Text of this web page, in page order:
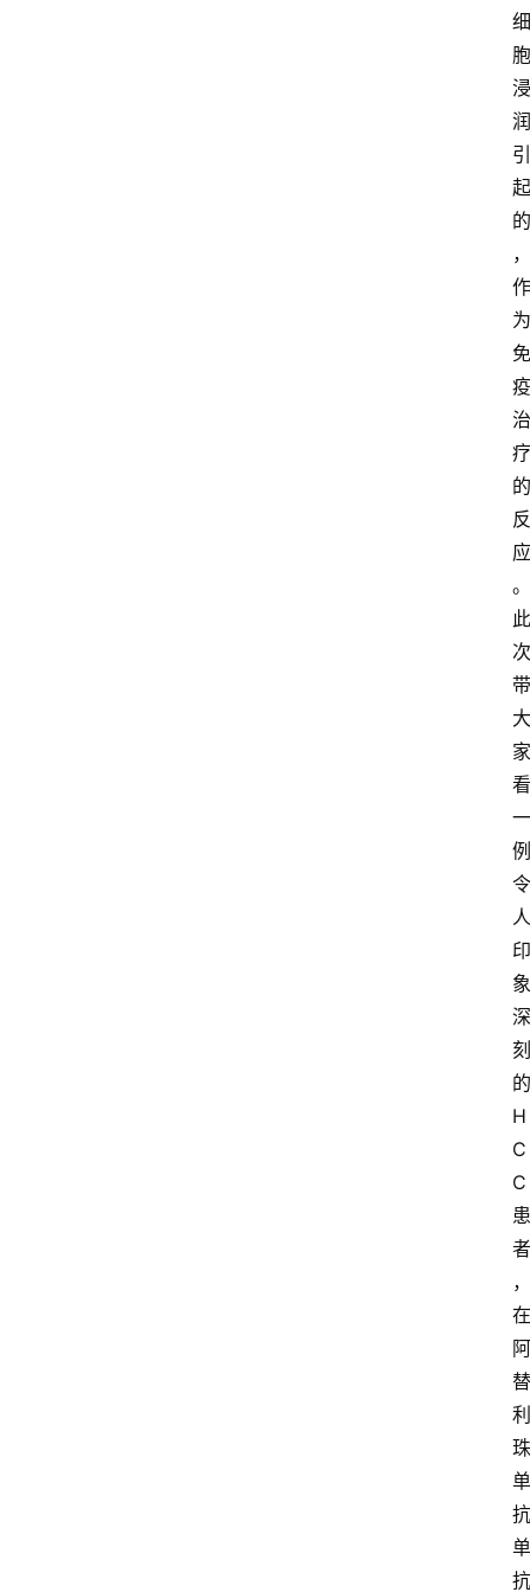
细
胞
浸
润
引
起
的
，
作
为
免
疫
治
疗
的
反
应
。
此
次
带
大
家
看
一
例
令
人
印
象
深
刻
的
H
C
C
患
者
，
在
阿
替
利
珠
单
抗
单
抗